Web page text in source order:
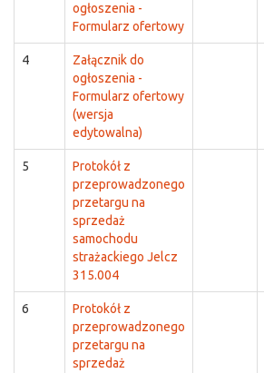
ogłoszenia -
Formularz ofertowy
4
Załącznik do
ogłoszenia -
Formularz ofertowy
(wersja
edytowalna)
5
Protokół z
przeprowadzonego
przetargu na
sprzedaż
samochodu
strażackiego Jelcz
315.004
6
Protokół z
przeprowadzonego
przetargu na
sprzedaż